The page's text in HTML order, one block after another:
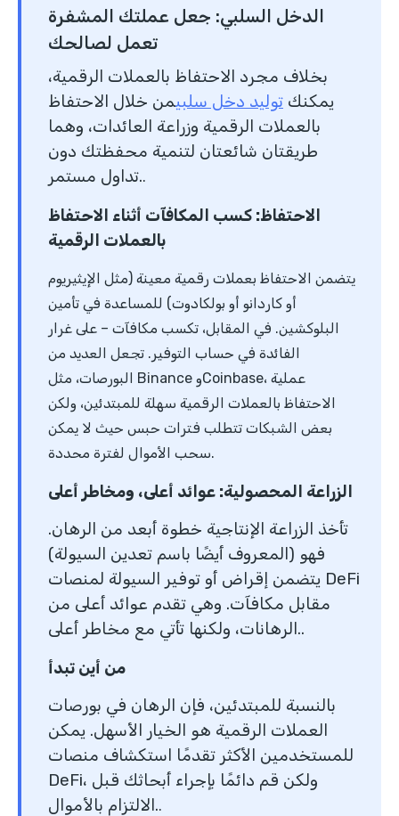
الدخل السلبي: جعل عملتك المشفرة
تعمل لصالحك
بخلاف مجرد الاحتفاظ بالعملات الرقمية،
يمكنك توليد دخل سلبيمن خلال الاحتفاظ
بالعملات الرقمية وزراعة العائدات، وهما
طريقتان شائعتان لتنمية محفظتك دون
تداول مستمر..
الاحتفاظ: كسب المكافآت أثناء الاحتفاظ
بالعملات الرقمية
يتضمن الاحتفاظ بعملات رقمية معينة (مثل الإيثيريوم
أو كاردانو أو بولكادوت) للمساعدة في تأمين
البلوكشين. في المقابل، تكسب مكافآت – على غرار
الفائدة في حساب التوفير. تجعل العديد من
البورصات، مثل Binance وCoinbase، عملية
الاحتفاظ بالعملات الرقمية سهلة للمبتدئين، ولكن
بعض الشبكات تتطلب فترات حبس حيث لا يمكن
سحب الأموال لفترة محددة.
الزراعة المحصولية: عوائد أعلى، ومخاطر أعلى
تأخذ الزراعة الإنتاجية خطوة أبعد من الرهان.
فهو (المعروف أيضًا باسم تعدين السيولة)
يتضمن إقراض أو توفير السيولة لمنصات DeFi
مقابل مكافآت. وهي تقدم عوائد أعلى من
الرهانات، ولكنها تأتي مع مخاطر أعلى..
من أين تبدأ
بالنسبة للمبتدئين، فإن الرهان في بورصات
العملات الرقمية هو الخيار الأسهل. يمكن
للمستخدمين الأكثر تقدمًا استكشاف منصات
DeFi، ولكن قم دائمًا بإجراء أبحاثك قبل
الالتزام بالأموال..